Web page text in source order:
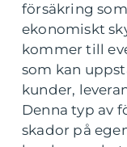
försäkring
ekonomiskt
kommer till
som kan
kunder,
Denna typ av
skador på